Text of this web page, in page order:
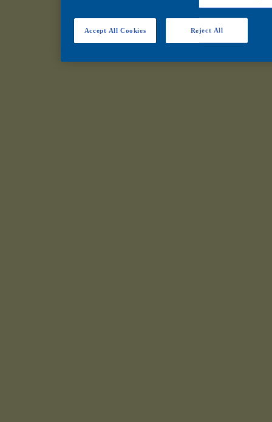
Reject All
Accept All Cookies